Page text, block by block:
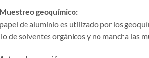
geoquímico:
de aluminio es utilizado por los
de solventes orgánicos y no mancha las